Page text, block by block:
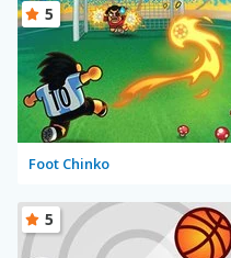
Foot Chinko
5
5